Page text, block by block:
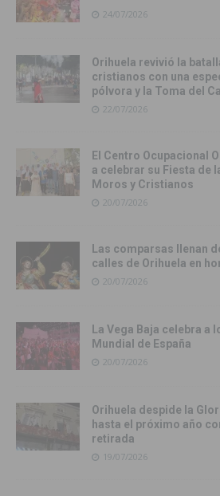
24/07/2026
Orihuela revivió la
cristianos con una
pólvora y la Toma del
22/07/2026
El Centro Ocupacional
a celebrar su Fiesta de
Moros y Cristianos
20/07/2026
Las comparsas llenan
calles de Orihuela en
20/07/2026
La Vega Baja celebra a
Mundial de España
20/07/2026
Orihuela despide la
hasta el próximo año
retirada
19/07/2026